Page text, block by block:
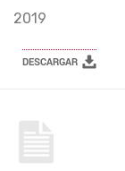
2019